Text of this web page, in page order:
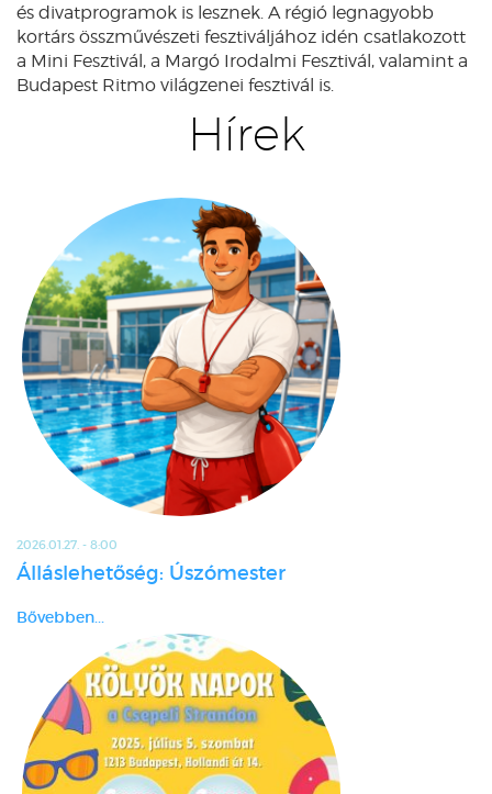
és divatprogramok is lesznek. A régió legnagyobb
kortárs összművészeti fesztiváljához idén csatlakozott
a Mini Fesztivál, a Margó Irodalmi Fesztivál, valamint a
Budapest Ritmo világzenei fesztivál is.
Hírek
2026.01.27. - 8:00
Álláslehetőség: Úszómester
Bővebben...